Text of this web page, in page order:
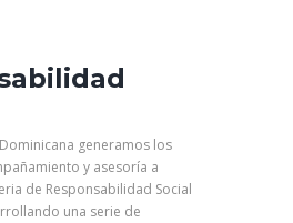
generamos los
y asesoría a
de Responsabilidad Social
una serie de